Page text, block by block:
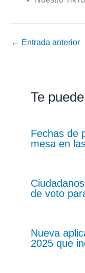
← Entrada anterior
Te
Fechas de
mesa en
de voto
Nueva
2025 que